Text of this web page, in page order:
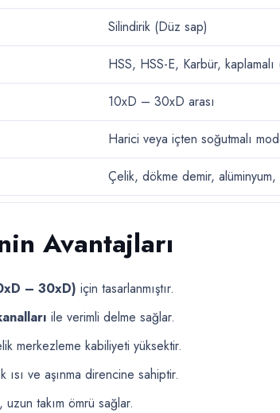
Silindirik (Düz sap)
HSS, HSS-E, Karbür,
10xD – 30xD arası
Harici veya içten soğutmalı
Çelik, dökme demir,
Avantajları
– 30xD) için tasarlanmıştır.
ile verimli delme sağlar.
merkezleme kabiliyeti yüksektir.
ısı ve aşınma direncine sahiptir.
, uzun takım ömrü sağlar.